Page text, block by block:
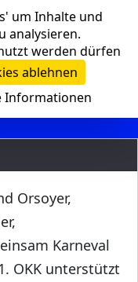
Orsoyer,
Karneval
OKK unterstützt
um Inhalte und
analysieren.
werden dürfen
ablehnen
Informationen